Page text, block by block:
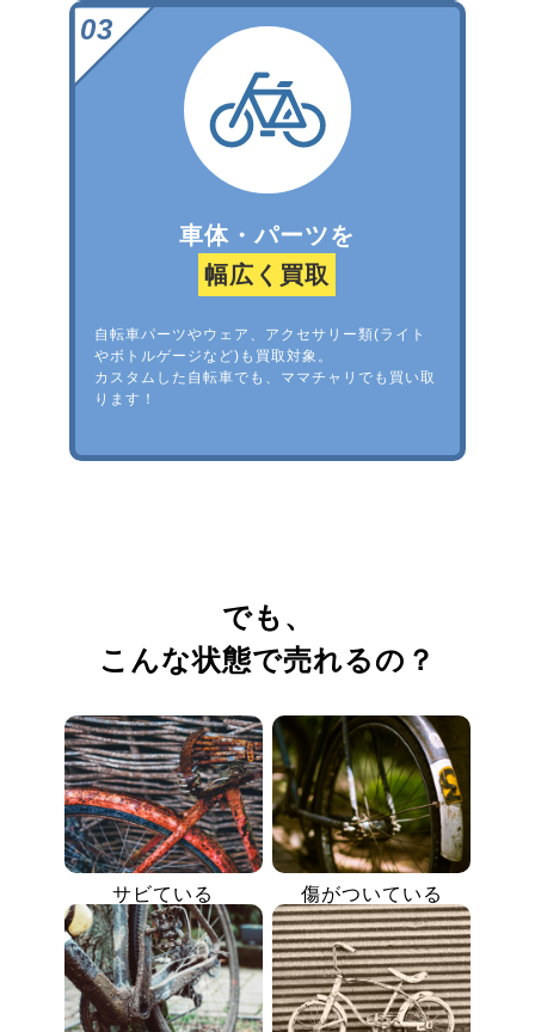
車体・パーツを
幅広く買取
自転車パーツやウェア、アクセサリー類(ライト
やボトルゲージなど)も買取対象。
カスタムした自転車でも、ママチャリでも買い取
ります！
でも、
こんな状態で売れるの？
サビている 傷がついている